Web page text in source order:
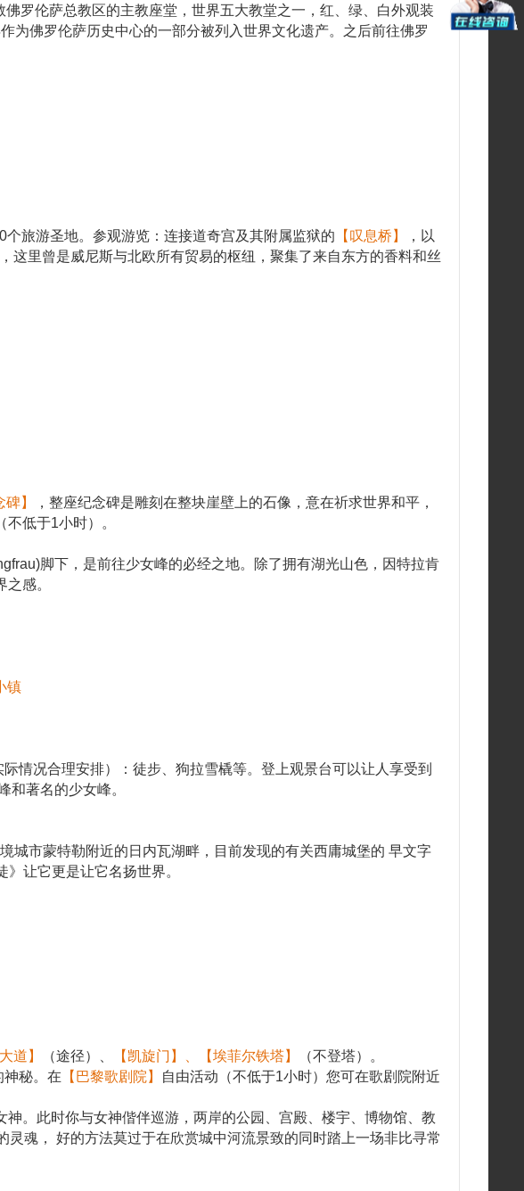
罗伦萨总教区的主教座堂，世界五大教堂之一，红、绿、白外观装
为佛罗伦萨历史中心的一部分被列入世界文化遗产。之后前往佛罗
旅游圣地。参观游览：连接道奇宫及其附属监狱的 【叹息桥】
，以
，这里曾是威尼斯与北欧所有贸易的枢纽，聚集了来自东方的香料和丝
碑】
，整座纪念碑是雕刻在整块崖壁上的石像，意在祈求世界和平，
不低于1小时）。
脚下，是前往少女峰的必经之地。除了拥有湖光山色，因特拉肯
感。
镇
情况合理安排）：徒步、狗拉雪橇等。登上观景台可以让人享受到
和著名的少女峰。
城市蒙特勒附近的日内瓦湖畔，目前发现的有关西庸城堡的 早文字
让它更是让它名扬世界。
道】 （途径）、 【凯旋门】、【埃菲尔铁塔】
（不登塔）。
神秘。在 【巴黎歌剧院】
自由活动（不低于1小时）您可在歌剧院附近
。此时你与女神偕伴巡游，两岸的公园、宫殿、楼宇、博物馆、教
灵魂， 好的方法莫过于在欣赏城中河流景致的同时踏上一场非比寻常